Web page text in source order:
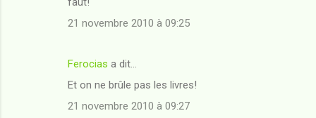
21 novembre 2010 à 09:25
Ferocias a dit…
Et on ne brûle pas les livres!
21 novembre 2010 à 09:27